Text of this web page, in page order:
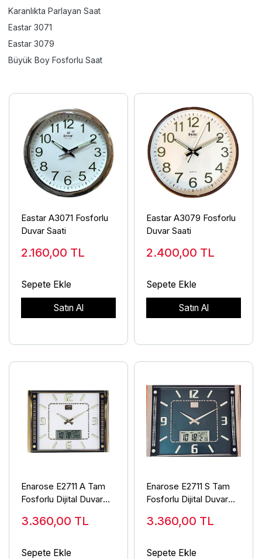
Karanlıkta Parlayan Saat
Eastar 3071
Eastar 3079
Büyük Boy Fosforlu Saat
Eastar A3071 Fosforlu
Duvar Saati
2.160,00 TL
Sepete Ekle
Satın Al
Eastar A3079 Fosforlu
Duvar Saati
2.400,00 TL
Sepete Ekle
Satın Al
Enarose E2711 A Tam
Fosforlu Dijital Duvar
3.360,00 TL
Sepete Ekle
Enarose E2711 S Tam
Fosforlu Dijital Duvar
3.360,00 TL
Sepete Ekle